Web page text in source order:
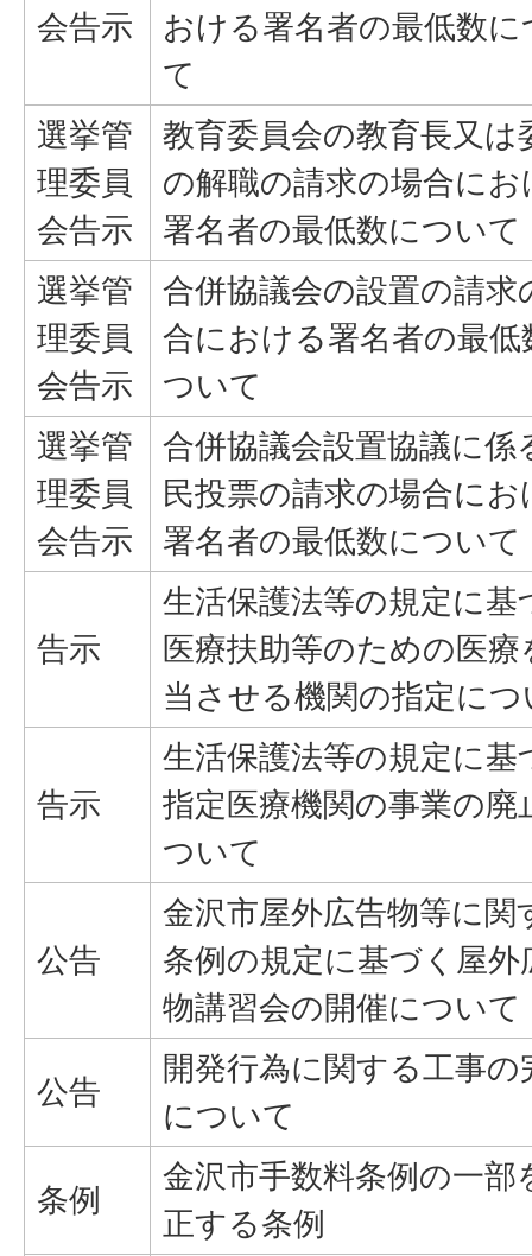
会告示
おける署名者の最低数に
て
選挙管
理委員
会告示
教育委員会の教育長又は
の解職の請求の場合にお
署名者の最低数について
選挙管
理委員
会告示
合併協議会の設置の請求
合における署名者の最低
ついて
選挙管
理委員
会告示
合併協議会設置協議に係
民投票の請求の場合にお
署名者の最低数について
告示
生活保護法等の規定に基
医療扶助等のための医療
当させる機関の指定に
告示
生活保護法等の規定に基
指定医療機関の事業の廃
ついて
公告
金沢市屋外広告物等に関
条例の規定に基づく屋外
物講習会の開催について
公告
開発行為に関する工事の
について
条例
金沢市手数料条例の一部
正する条例